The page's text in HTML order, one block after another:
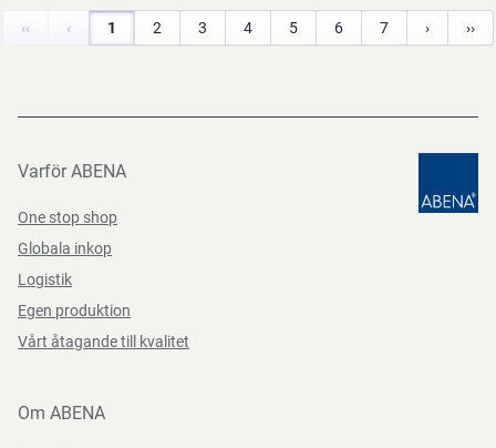
‹‹ ‹ 1 2 3 4 5 6 7 › ››
Varför ABENA
One stop shop
Globala inkop
Logistik
Egen produktion
Vårt åtagande till kvalitet
Om ABENA